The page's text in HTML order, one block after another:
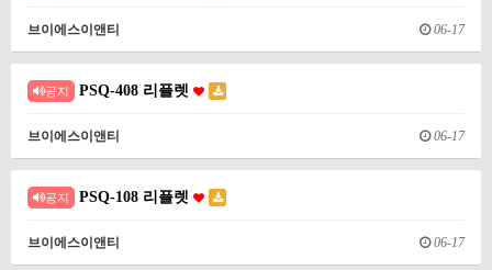
브이에스이앤티 06-17
공지 PSQ-408 리플렛
브이에스이앤티 06-17
공지 PSQ-108 리플렛
브이에스이앤티 06-17